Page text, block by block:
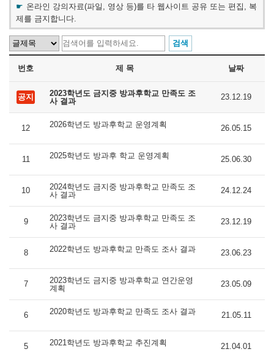
온라인 강의자료(파일, 영상 등)를 타 웹사이트 공유 또는 편집, 복
제를 금지합니다.
번호 제 목 날짜
공지
2023학년도 금지중 방과후학교 만족도 조
사 결과
23.12.19
12 2026학년도 방과후학교 운영계획 26.05.15
11 2025학년도 방과후 학교 운영계획 25.06.30
10
2024학년도 금지중 방과후학교 만족도 조
사 결과
24.12.24
9
2023학년도 금지중 방과후학교 만족도 조
사 결과
23.12.19
8 2022학년도 방과후학교 만족도 조사 결과 23.06.23
7
2023학년도 금지중 방과후학교 연간운영
계획
23.05.09
6 2020학년도 방과후학교 만족도 조사 결과 21.05.11
5 2021학년도 방과후학교 추진계획 21.04.01